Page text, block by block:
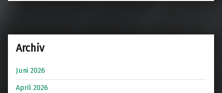
Archiv
Juni 2026
April 2026